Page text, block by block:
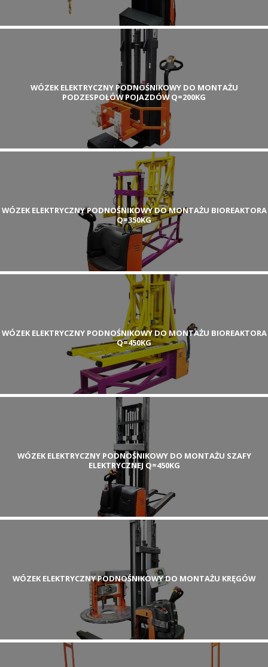
WÓZEK ELEKTRYCZNY PODNOŚNIKOWY DO MONTAŻU
PODZESPOŁÓW POJAZDÓW Q=200KG
WÓZEK ELEKTRYCZNY PODNOŚNIKOWY DO MONTAŻU BIOREAKTORA
Q=350KG
WÓZEK ELEKTRYCZNY PODNOŚNIKOWY DO MONTAŻU BIOREAKTORA
Q=450KG
WÓZEK ELEKTRYCZNY PODNOŚNIKOWY DO MONTAŻU SZAFY
ELEKTRYCZNEJ Q=450KG
WÓZEK ELEKTRYCZNY PODNOŚNIKOWY DO MONTAŻU KRĘGÓW